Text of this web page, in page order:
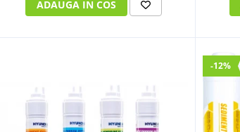
ADAUGA IN COS
-12%